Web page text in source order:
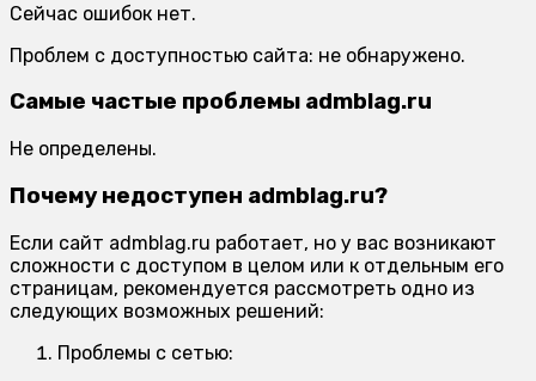
Сейчас ошибок нет.
Проблем с доступностью сайта: не обнаружено.
Самые частые проблемы admblag.ru
Не определены.
Почему недоступен admblag.ru?
Если сайт admblag.ru работает, но у вас возникают
сложности с доступом в целом или к отдельным его
страницам, рекомендуется рассмотреть одно из
следующих возможных решений:
Проблемы с сетью: